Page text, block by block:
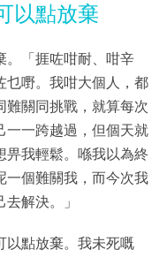
以點放棄
。「捱咗咁耐、咁辛
乜嘢。我咁大個人，都
難關同挑戰，就算每次
一一跨越過，但個天就
畀我輕鬆。喺我以為終
一個難關我，而今次我
解決。」
以點放棄。我未死嘅